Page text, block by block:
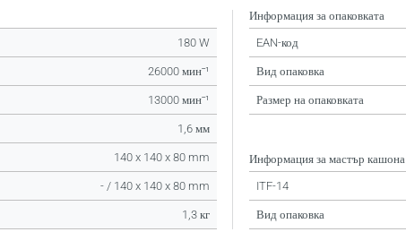
180 W
26000 минˉ¹
13000 минˉ¹
1,6 мм
140 x 140 x 80 mm
- / 140 x 140 x 80 mm
1,3 кг
Информация за опаковката
EAN-код
Вид опаковка
Размер на опаковката
Информация за мастър кашона
ITF-14
Вид опаковка